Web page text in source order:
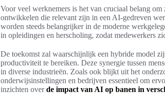
Voor veel werknemers is het van cruciaal belang om
ontwikkelen die relevant zijn in een AI-gedreven
worden steeds belangrijker in de moderne
in opleidingen en herscholing, zodat medewerkers
De toekomst zal waarschijnlijk een hybride model
productiviteit te bereiken. Deze synergie tussen
in diverse industrieën. Zoals ook blijkt uit het
onderwijsinstellingen en bedrijven essentieel om
inzichten overde impact van AI op banen in